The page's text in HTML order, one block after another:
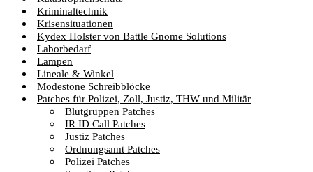
Kriminaltechnik
Krisensituationen
Kydex Holster von Battle Gnome Solutions
Laborbedarf
Lampen
Lineale & Winkel
Modestone Schreibblöcke
Patches für Polizei, Zoll, Justiz, THW und Militär
Blutgruppen Patches
IR ID Call Patches
Justiz Patches
Ordnungsamt Patches
Polizei Patches